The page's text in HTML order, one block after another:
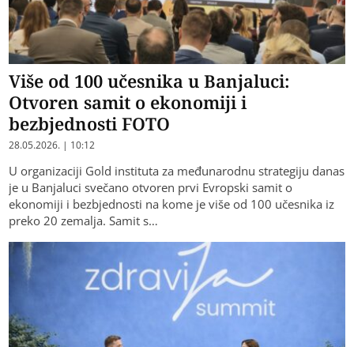
Više od 100 učesnika u Banjaluci:
Otvoren samit o ekonomiji i
bezbjednosti FOTO
28.05.2026. | 10:12
U organizaciji Gold instituta za međunarodnu strategiju danas
je u Banjaluci svečano otvoren prvi Evropski samit o
ekonomiji i bezbjednosti na kome je više od 100 učesnika iz
preko 20 zemalja. Samit s…